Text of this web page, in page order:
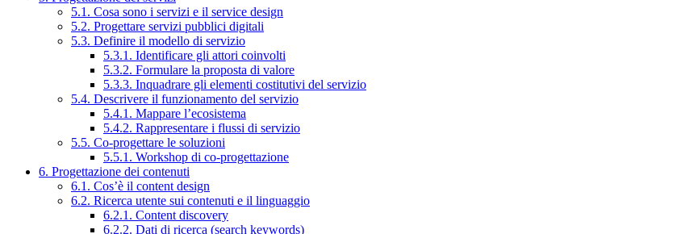
5.1. Cosa sono i servizi e il service design
5.2. Progettare servizi pubblici digitali
5.3. Definire il modello di servizio
5.3.1. Identificare gli attori coinvolti
5.3.2. Formulare la proposta di valore
5.3.3. Inquadrare gli elementi costitutivi del servizio
5.4. Descrivere il funzionamento del servizio
5.4.1. Mappare l’ecosistema
5.4.2. Rappresentare i flussi di servizio
5.5. Co-progettare le soluzioni
5.5.1. Workshop di co-progettazione
6. Progettazione dei contenuti
6.1. Cos’è il content design
6.2. Ricerca utente sui contenuti e il linguaggio
6.2.1. Content discovery
6.2.2. Dati di ricerca (search keywords)